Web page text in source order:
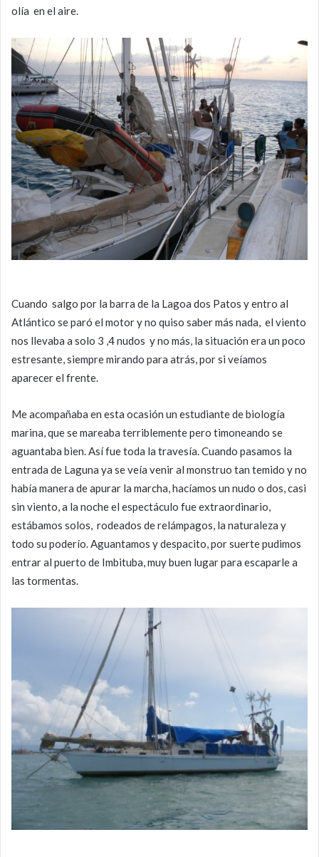
olía en el aire.
Cuando salgo por la barra de la Lagoa dos Patos y entro al
Atlántico se paró el motor y no quiso saber más nada, el viento
nos llevaba a solo 3 ,4 nudos y no más, la situación era un poco
estresante, siempre mirando para atrás, por si veíamos
aparecer el frente.
Me acompañaba en esta ocasión un estudiante de biología
marina, que se mareaba terriblemente pero timoneando se
aguantaba bien. Así fue toda la travesía. Cuando pasamos la
entrada de Laguna ya se veía venir al monstruo tan temido y no
había manera de apurar la marcha, hacíamos un nudo o dos, casi
sin viento, a la noche el espectáculo fue extraordinario,
estábamos solos, rodeados de relámpagos, la naturaleza y
todo su poderío. Aguantamos y despacito, por suerte pudimos
entrar al puerto de Imbituba, muy buen lugar para escaparle a
las tormentas.